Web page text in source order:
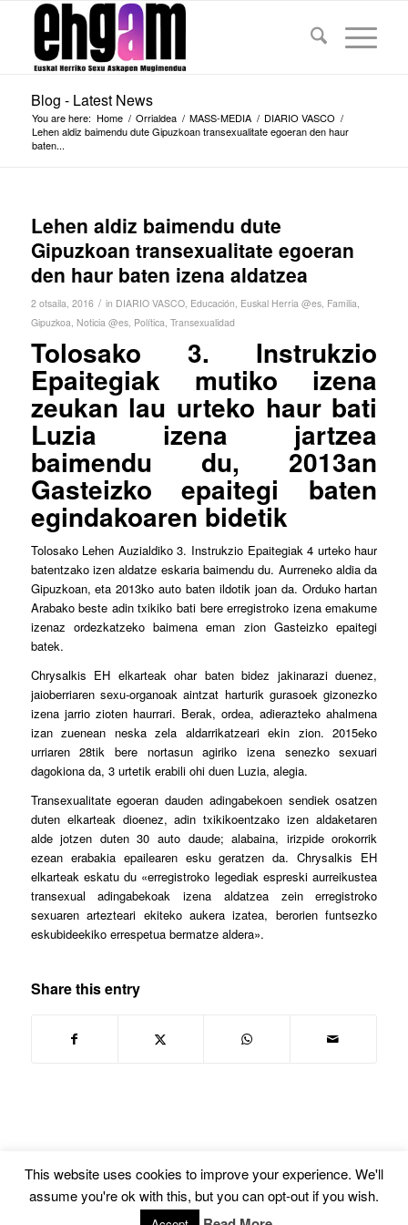
Blog - Latest News
You are here: Home / Orrialdea / MASS-MEDIA / DIARIO VASCO /
Lehen aldiz baimendu dute Gipuzkoan transexualitate egoeran den haur
baten...
Lehen aldiz baimendu dute
Gipuzkoan transexualitate egoeran
den haur baten izena aldatzea
2 otsaila, 2016 / in DIARIO VASCO, Educación, Euskal Herria @es, Familia,
Gipuzkoa, Noticia @es, Política, Transexualidad
Tolosako 3. Instrukzio
Epaitegiak mutiko izena
zeukan lau urteko haur bati
Luzia izena jartzea
baimendu du, 2013an
Gasteizko epaitegi baten
egindakoaren bidetik
Tolosako Lehen Auzialdiko 3. Instrukzio Epaitegiak 4 urteko haur
batentzako izen aldatze eskaria baimendu du. Aurreneko aldia da
Gipuzkoan, eta 2013ko auto baten ildotik joan da. Orduko hartan
Arabako beste adin txikiko bati bere erregistroko izena emakume
izenaz ordezkatzeko baimena eman zion Gasteizko epaitegi
batek.
Chrysalkis EH elkarteak ohar baten bidez jakinarazi duenez,
jaioberriaren sexu-organoak aintzat harturik gurasoek gizonezko
izena jarrio zioten haurrari. Berak, ordea, adierazteko ahalmena
izan zuenean neska zela aldarrikatzeari ekin zion. 2015eko
urriaren 28tik bere nortasun agiriko izena senezko sexuari
dagokiona da, 3 urtetik erabili ohi duen Luzia, alegia.
Transexualitate egoeran dauden adingabekoen sendiek osatzen
duten elkarteak dioenez, adin txikikoentzako izen aldaketaren
alde jotzen duten 30 auto daude; alabaina, irizpide orokorrik
ezean erabakia epailearen esku geratzen da. Chrysalkis EH
elkarteak eskatu du «erregistroko legediak espreski aurreikustea
transexual adingabekoak izena aldatzea zein erregistroko
sexuaren artezteari ekiteko aukera izatea, berorien funtsezko
eskubideekiko errespetua bermatze aldera».
Share this entry
© Copyright -Euskal Herriko Gay-Les Askapen Mugimendua- powered by
This website uses cookies to improve your experience. We'll
assume you're ok with this, but you can opt-out if you wish.